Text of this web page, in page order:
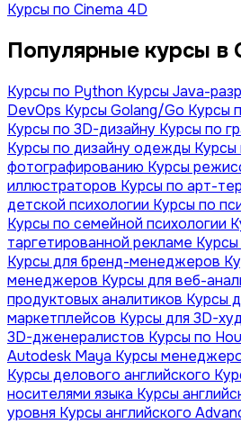
Курсы по Cinema 4D
Популярные курсы в
Курсы по Python Курсы Java-
DevOps Курсы Golang/Go Курсы
Курсы по 3D-дизайну Курсы по
Курсы по дизайну одежды Курсы
фотографированию Курсы
иллюстраторов Курсы по арт-
детской психологии Курсы по
Курсы по семейной психологии
таргетированной рекламе
Курсы для бренд-менеджеров
менеджеров Курсы для веб-
продуктовых аналитиков Курсы
маркетплейсов Курсы для 3D-
3D-дженералистов Курсы по
Autodesk Maya Курсы
Курсы делового английского
носителями языка Курсы
уровня Курсы английского